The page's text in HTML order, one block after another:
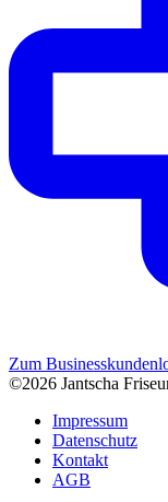
Zum
©2026 Jantscha
Impressum
Datenschutz
Kontakt
AGB